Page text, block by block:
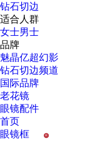
钻石切边
适合人群
女士男士
品牌
魅晶亿超幻影
钻石切边频道
国际品牌
老花镜
眼镜配件
首页
H
眼镜框